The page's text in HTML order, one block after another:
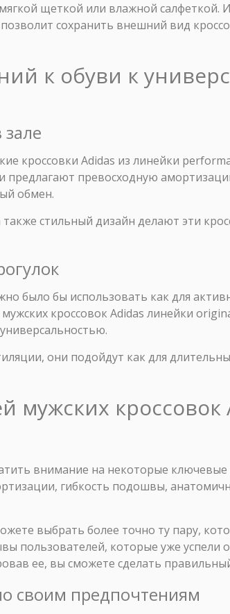
щеткой или влажной салфеткой.
сохранить внешний вид
к обуви к
кроссовки Adidas из линейки
предлагают превосходную
обмен.
стильный дизайн делают эти
было бы использовать как для
кроссовок Adidas линейки
они подойдут как для
мужских кроссовок
внимание на некоторые
гибкость подошвы,
выбрать более точно ту пару,
пользователей, которые уже успели
ее, вы сможете сделать
своим предпочтениям